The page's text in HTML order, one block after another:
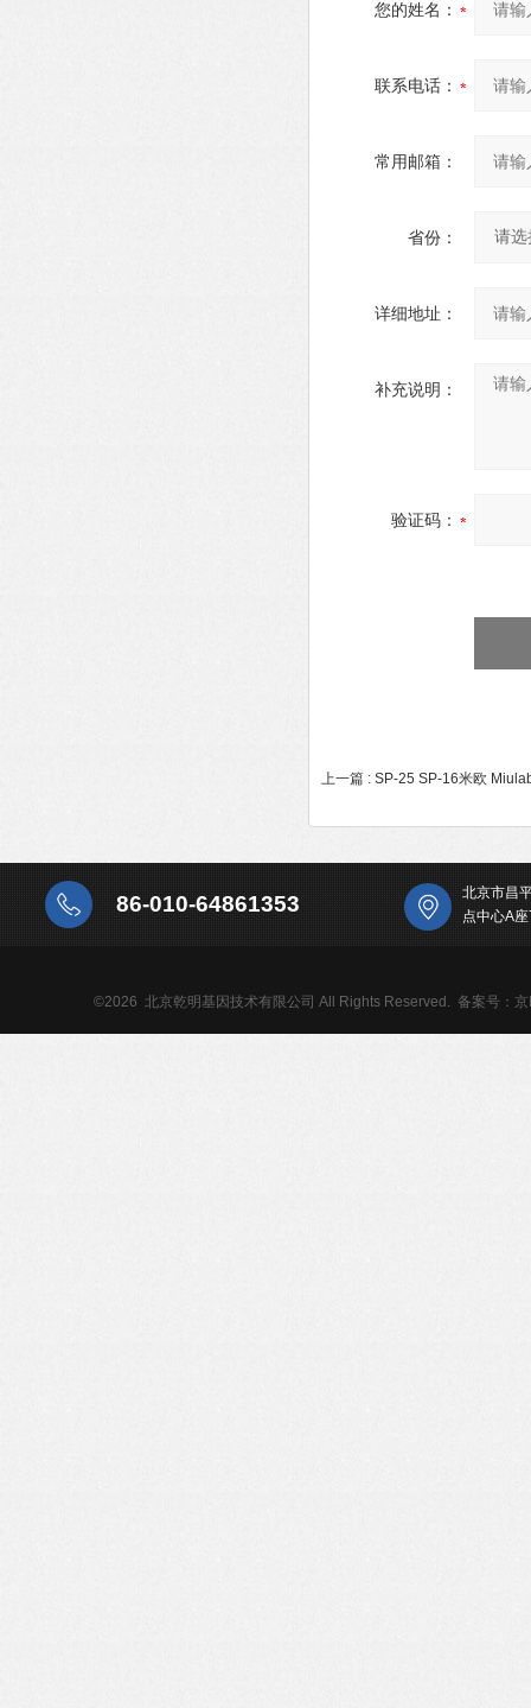
您的姓名：
联系电话：
常用邮箱：
省份：
详细地址：
补充说明：
验证码：
上一篇 : SP-25 SP-16米欧
86-010-64861353
北京市昌
点中心A
©2026 北京乾明基因技术有限公司 All Rights Reserved.备案号：